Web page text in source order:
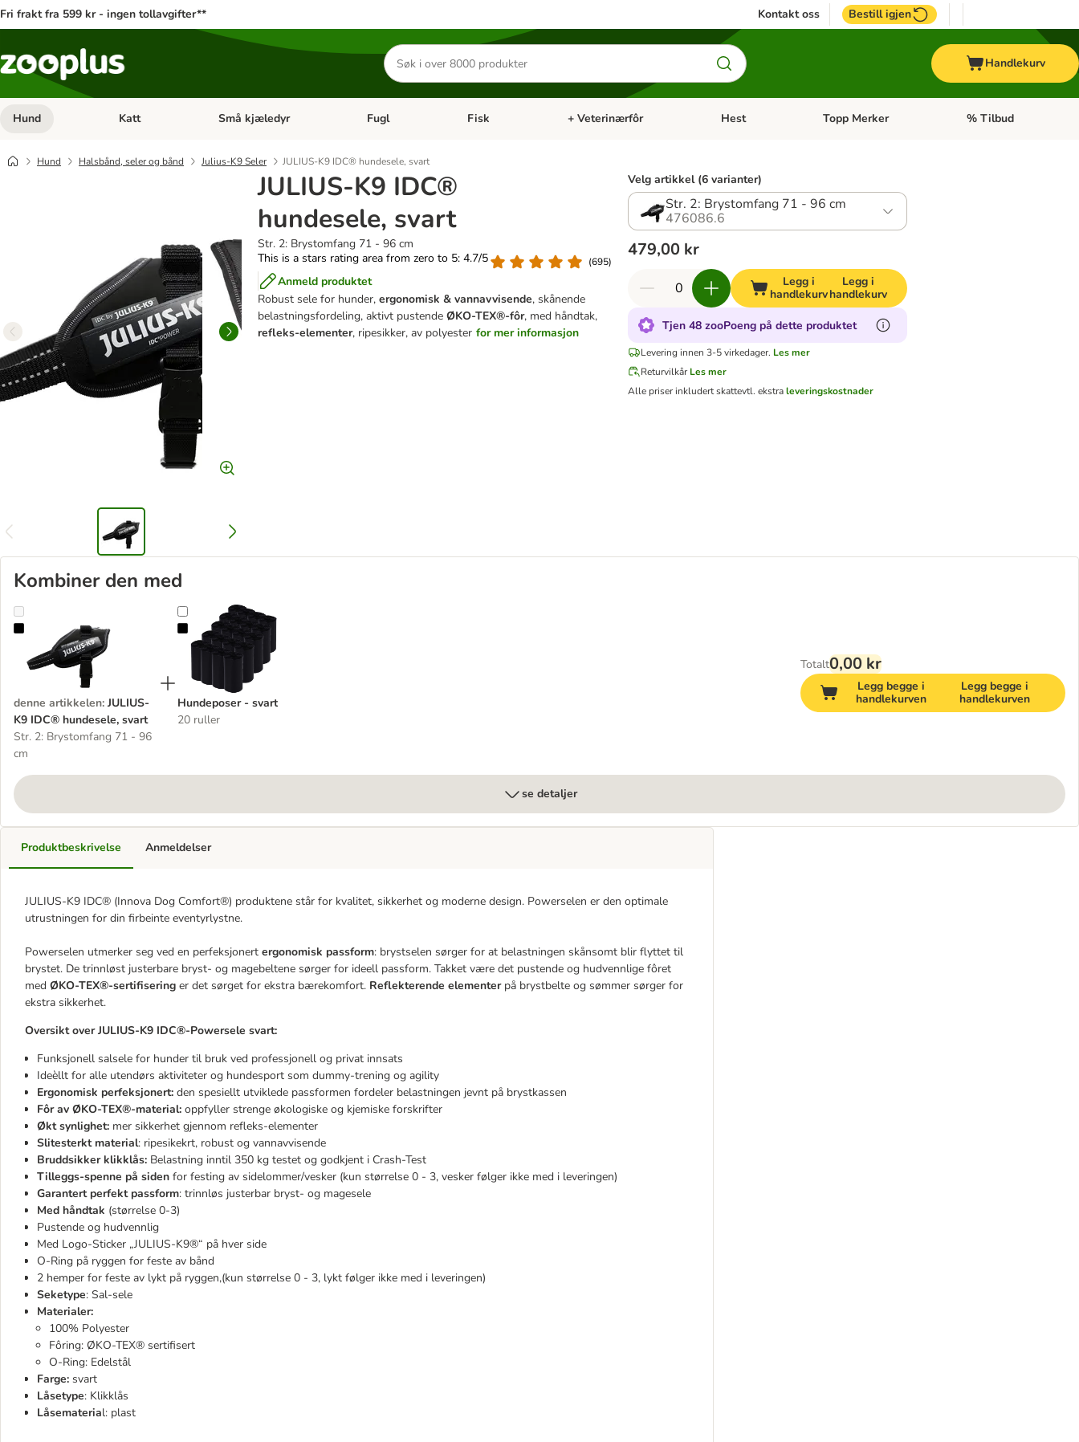
Fri frakt fra 599 kr - ingen tollavgifter** Kontakt oss Bestill igjen
Søk
etter
produkter
Handlekurv
Hund Åpne kategorimeny: Hund
Katt Åpne kategorimeny: Katt
Små kjæledyr Åpne kategorimeny: Små kjæledyr
Fugl Åpne kategorimeny: Fugl
Fisk Åpne kategorimeny: Fisk
+ Veterinærfôr Åpne kategorimeny: + Veterinærfôr
Hest Åpne kategorimeny: Hest
Topp Merker Åpne kategorimeny:
% Tilbud
Hund Halsbånd, seler og bånd Julius-K9 Seler JULIUS-K9 IDC® hundesele, svart
JULIUS-K9 IDC®
hundesele, svart
Str. 2: Brystomfang 71 - 96 cm
This is a stars rating area from zero to 5: 4.7/5
(695)
Anmeld produktet
Robust sele for hunder, ergonomisk & vannavvisende, skånende
belastningsfordeling, aktivt pustende ØKO-TEX®-fôr, med håndtak,
refleks-elementer, ripesikker, av polyester for mer informasjon
Velg artikkel (6 varianter)
Str. 2: Brystomfang 71 - 96 cm
476086.6
479,00 kr
Legg i
handlekurv
Legg i
handlekurv
Tjen 48 zooPoeng på dette produktet
Levering innen 3-5 virkedager. Les mer
Returvilkår Les mer
Alle priser inkludert skattevtl. ekstraleveringskostnader
Kombiner den med
JULIUS-K9 IDC® hundesele, svart
denne artikkelen: JULIUS-
K9 IDC® hundesele, svart
Str. 2: Brystomfang 71 - 96
cm
Hundeposer - svart
Hundeposer - svart
20 ruller
Totalt0,00 kr
Legg begge i
handlekurven
Legg begge i
handlekurven
se detaljer
Produktbeskrivelse
JULIUS-K9 IDC® (Innova Dog Comfort®) produktene står for kvalitet, sikkerhet og moderne design. Powerselen er den optimale
utrustningen for din firbeinte eventyrlystne.
Powerselen utmerker seg ved en perfeksjonert ergonomisk passform: brystselen sørger for at belastningen skånsomt blir flyttet til
brystet. De trinnløst justerbare bryst- og magebeltene sørger for ideell passform. Takket være det pustende og hudvennlige fôret
med ØKO-TEX®-sertifisering er det sørget for ekstra bærekomfort. Reflekterende elementerpå brystbelte og sømmer sørger for
ekstra sikkerhet.
Oversikt overJULIUS-K9 IDC®-Powersele svart:
Funksjonell salsele for hunder til bruk ved professjonell og privat innsats
Ideèllt for alle utendørs aktiviteter og hundesport som dummy-trening og agility
Ergonomisk perfeksjonert: den spesiellt utviklede passformen fordeler belastningen jevnt på brystkassen
Fôr av ØKO-TEX®-material: oppfyller strenge økologiske og kjemiske forskrifter
Økt synlighet: mer sikkerhet gjennom refleks-elementer
Slitesterkt material: ripesikekrt, robust og vannavvisende
Bruddsikker klikklås: Belastning inntil 350 kg testet og godkjent i Crash-Test
Tilleggs-spenne på siden for festing av sidelommer/vesker (kun størrelse 0 - 3, vesker følger ikke med i leveringen)
Garantert perfekt passform: trinnløs justerbar bryst- og magesele
Med håndtak (størrelse 0-3)
Pustende og hudvennlig
Med Logo-Sticker „JULIUS-K9®“ på hver side
O-Ring på ryggen for feste av bånd
2 hemper for feste av lykt på ryggen,(kun størrelse 0 - 3, lykt følger ikke med i leveringen)
Seketype: Sal-sele
Materialer:
100% Polyester
Fôring: ØKO-TEX® sertifisert
O-Ring: Edelstål
Farge: svart
Låsetype: Klikklås
Låsematerial: plast
Anmeldelser